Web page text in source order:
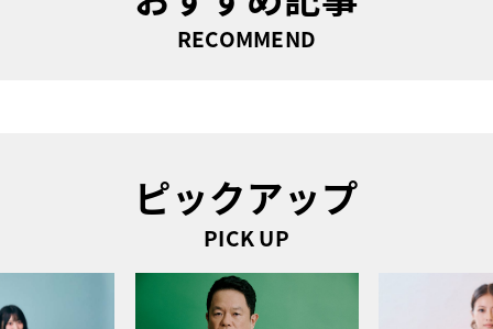
RECOMMEND
ピックアップ
PICK UP